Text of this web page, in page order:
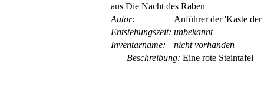
aus Die Nacht des Raben
Autor:
Anführer der 'Kaste der
Entsteh­ungs­zeit: unbekannt
Inventar­name:
nicht vorhanden
Beschreibung: Eine rote Steintafel